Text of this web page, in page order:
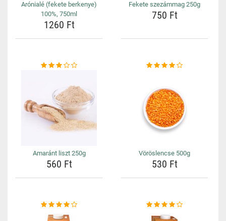
Arónialé (fekete berkenye)
100%, 750ml
1260 Ft
Fekete szezámmag 250g
750 Ft
Amaránt liszt 250g
560 Ft
Vöröslencse 500g
530 Ft